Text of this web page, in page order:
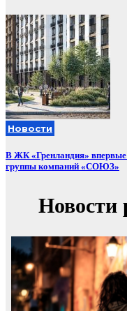
Новости
В ЖК «Гренландия» впервые
группы компаний «СОЮЗ»